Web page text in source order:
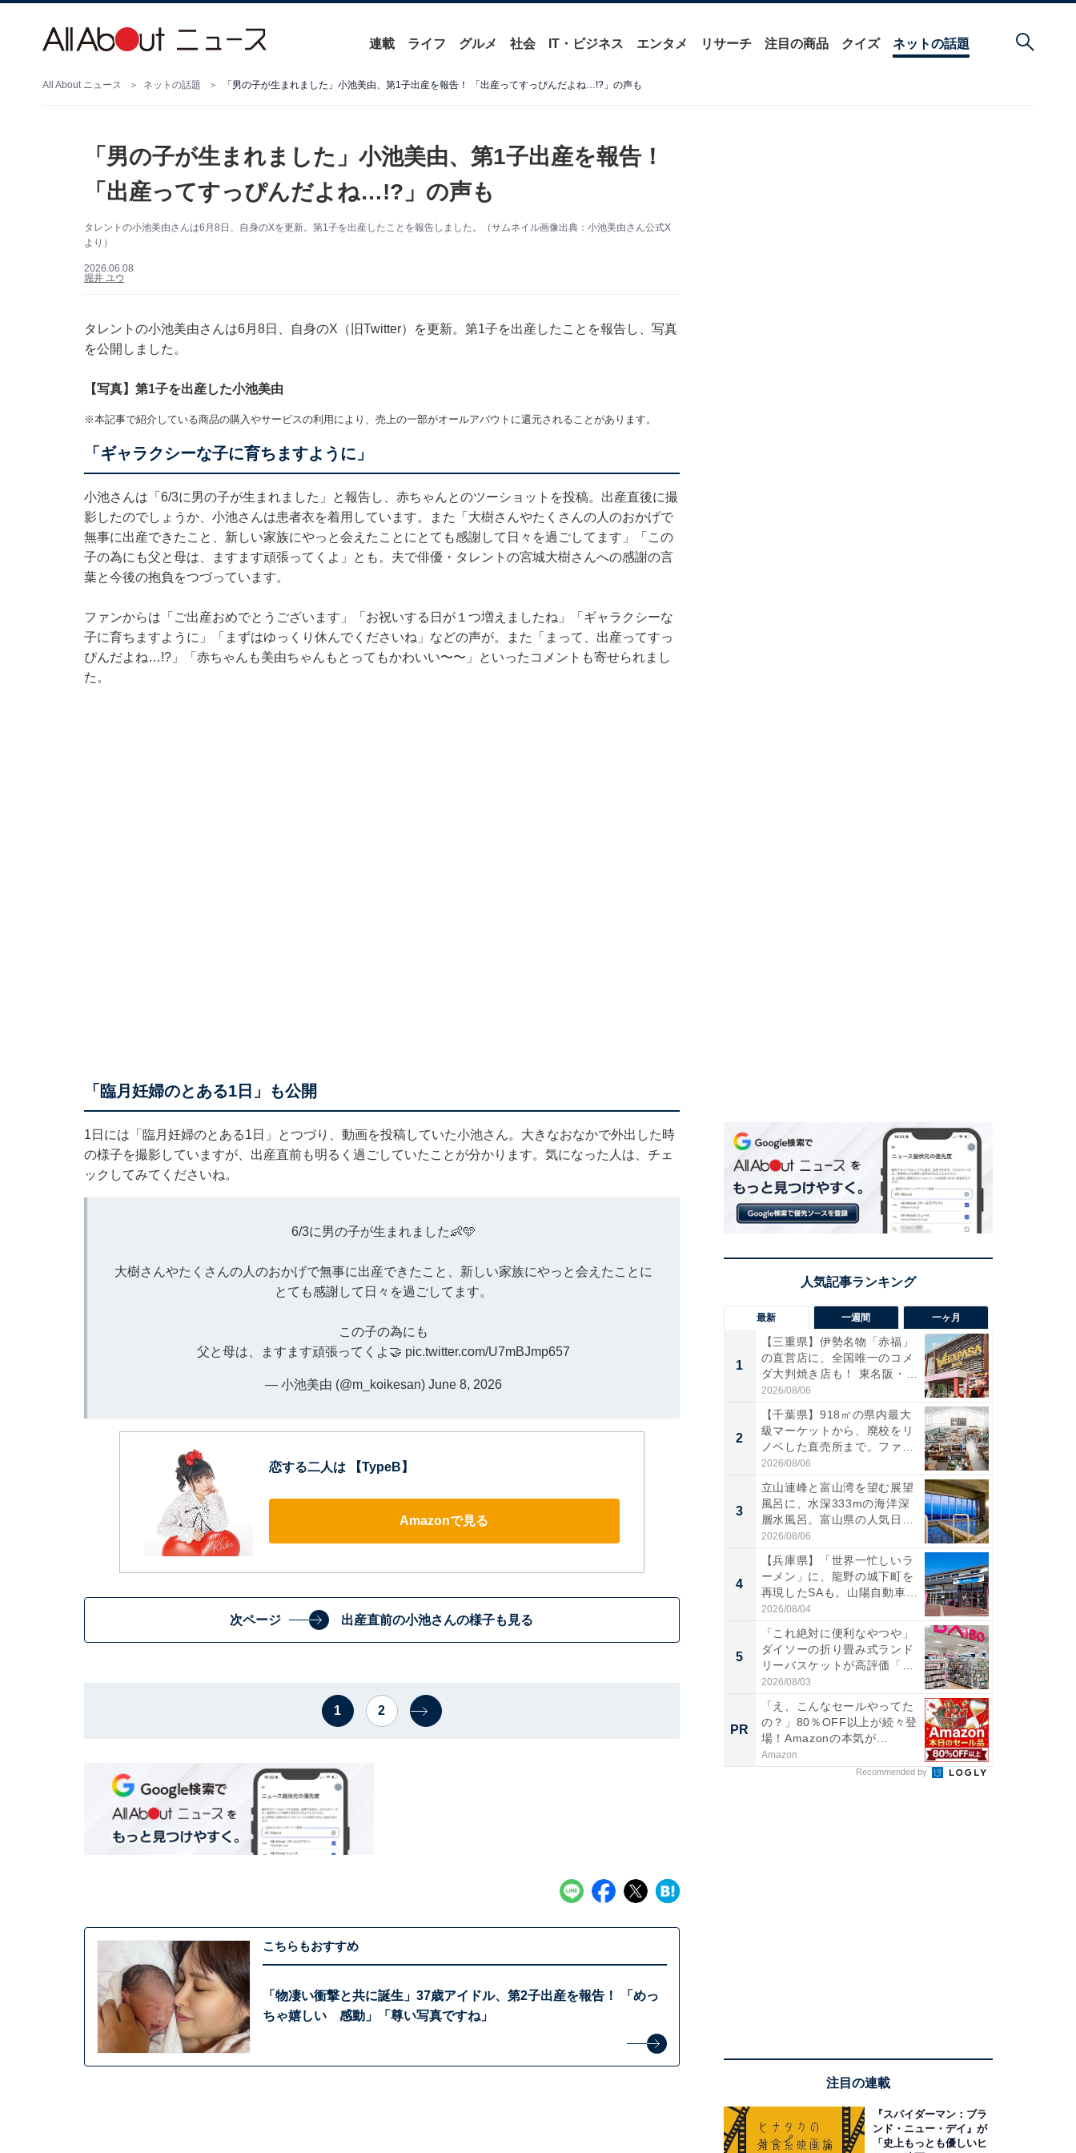
連載 ライフ グルメ 社会 IT・ビジネス エンタメ リサーチ 注目の商品 クイズ ネットの話題
All About ニュース ネットの話題 「男の子が生まれました」小池美由、第1子出産を報告！ 「出産ってすっぴんだよね…!?」の声も
「男の子が生まれました」小池美由、第1子出産を報告！
「出産ってすっぴんだよね…!?」の声も
タレントの小池美由さんは6月8日、自身のXを更新。第1子を出産したことを報告しました。（サムネイル画像出典：小池美由さん公式X
より）
2026.06.08
堀井 ユウ
タレントの小池美由さんは6月8日、自身のX（旧Twitter）を更新。第1子を出産したことを報告し、写真
を公開しました。
【写真】第1子を出産した小池美由
※本記事で紹介している商品の購入やサービスの利用により、売上の一部がオールアバウトに還元されることがあります。
「ギャラクシーな子に育ちますように」
小池さんは「6/3に男の子が生まれました」と報告し、赤ちゃんとのツーショットを投稿。出産直後に撮
影したのでしょうか、小池さんは患者衣を着用しています。また「大樹さんやたくさんの人のおかげで
無事に出産できたこと、新しい家族にやっと会えたことにとても感謝して日々を過ごしてます」「この
子の為にも父と母は、ますます頑張ってくよ」とも。夫で俳優・タレントの宮城大樹さんへの感謝の言
葉と今後の抱負をつづっています。
ファンからは「ご出産おめでとうございます」「お祝いする日が１つ増えましたね」「ギャラクシーな
子に育ちますように」「まずはゆっくり休んでくださいね」などの声が。また「まって、出産ってすっ
ぴんだよね…!?」「赤ちゃんも美由ちゃんもとってもかわいい〜〜」といったコメントも寄せられまし
た。
「臨月妊婦のとある1日」も公開
1日には「臨月妊婦のとある1日」とつづり、動画を投稿していた小池さん。大きなおなかで外出した時
の様子を撮影していますが、出産直前も明るく過ごしていたことが分かります。気になった人は、チェ
ックしてみてくださいね。
6/3に男の子が生まれました👶🩵
大樹さんやたくさんの人のおかげで無事に出産できたこと、新しい家族にやっと会えたことに
とても感謝して日々を過ごしてます。
この子の為にも
父と母は、ますます頑張ってくよ🤝 pic.twitter.com/U7mBJmp657
— 小池美由 (@m_koikesan) June 8, 2026
恋する二人は 【TypeB】
Amazonで見る
次ページ 出産直前の小池さんの様子も見る
1 2
こちらもおすすめ
「物凄い衝撃と共に誕生」37歳アイドル、第2子出産を報告！ 「めっ
ちゃ嬉しい 感動」「尊い写真ですね」
最新 一週間 一ヶ月
1
【三重県】伊勢名物「赤福」
の直営店に、全国唯一のコメ
ダ大判焼き店も！ 東名阪・
伊...
2026/08/06
2
【千葉県】918㎡の県内最大
級マーケットから、廃校をリ
ノベした直売所まで。ファ
ー...
2026/08/06
3
立山連峰と富山湾を望む展望
風呂に、水深333mの海洋深
層水風呂。富山県の人気日
帰...
2026/08/06
4
【兵庫県】「世界一忙しいラ
ーメン」に、龍野の城下町を
再現したSAも。山陽自動車
道...
2026/08/04
5
「これ絶対に便利なやつや」
ダイソーの折り畳み式ランド
リーバスケットが高評価「使
わ...
2026/08/03
PR
「え、こんなセールやってた
の？」80％OFF以上が続々登
場！Amazonの本気が...
Amazon
Recommended by
注目の連載
『スパイダーマン：ブラ
ンド・ニュー・デイ』が
「史上もっとも優しいヒ